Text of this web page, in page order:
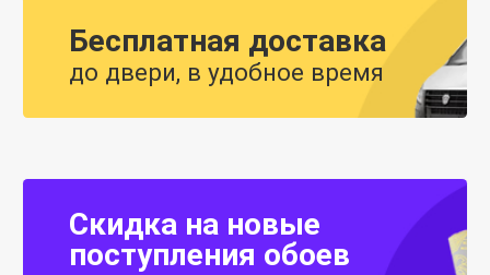
Бесплатная доставка
до двери, в удобное время
Скидка на новые
поступления обоев